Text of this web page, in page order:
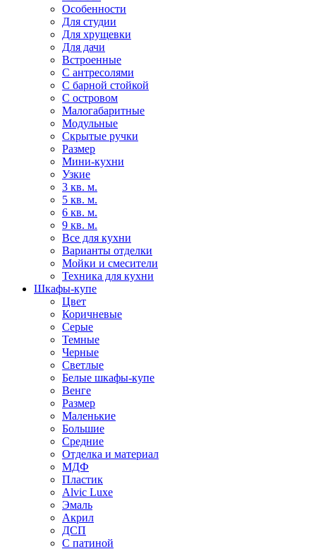
Особенности
Для студии
Для хрущевки
Для дачи
Встроенные
С антресолями
С барной стойкой
С островом
Малогабаритные
Модульные
Скрытые ручки
Размер
Мини-кухни
Узкие
3 кв. м.
5 кв. м.
6 кв. м.
9 кв. м.
Все для кухни
Варианты отделки
Мойки и смесители
Техника для кухни
Шкафы-купе
Цвет
Коричневые
Серые
Темные
Черные
Светлые
Белые шкафы-купе
Венге
Размер
Маленькие
Большие
Средние
Отделка и материал
МДФ
Пластик
Alvic Luxe
Эмаль
Акрил
ДСП
С патиной